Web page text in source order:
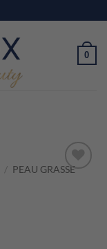
0
/ PEAU GRASSE